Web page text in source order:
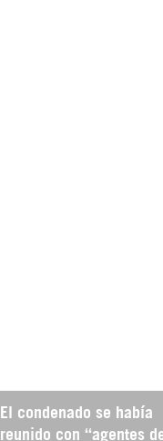
El condenado se había
reunido con “agentes